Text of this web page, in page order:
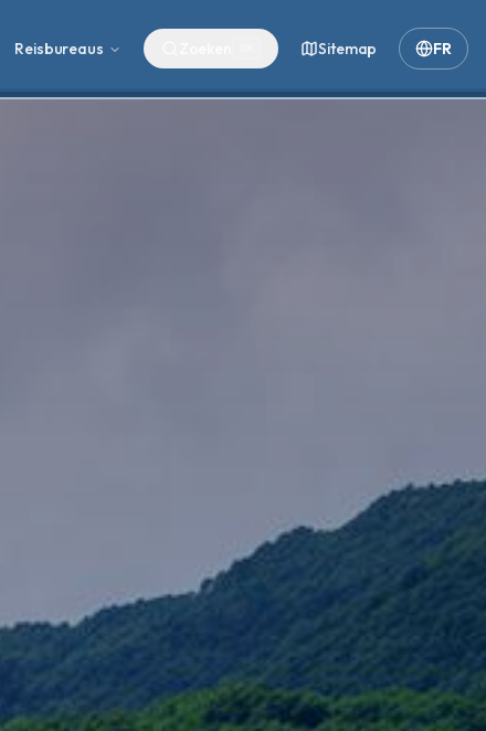
Reisbureaus Sitemap FR